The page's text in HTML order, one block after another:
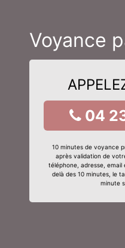
Voyance
04
10 minutes de voyance
après validation de
téléphone, adresse,
delà des 10 minutes, le
minute